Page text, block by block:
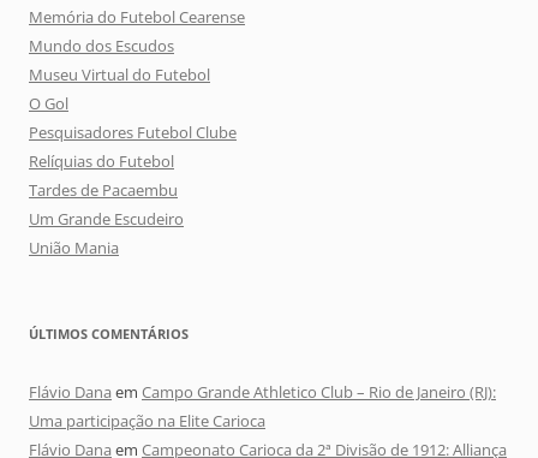
Memória do Futebol Cearense
Mundo dos Escudos
Museu Virtual do Futebol
O Gol
Pesquisadores Futebol Clube
Relíquias do Futebol
Tardes de Pacaembu
Um Grande Escudeiro
União Mania
ÚLTIMOS COMENTÁRIOS
Flávio Dana em Campo Grande Athletico Club – Rio de Janeiro (RJ):
Uma participação na Elite Carioca
Flávio Dana em Campeonato Carioca da 2ª Divisão de 1912: Alliança